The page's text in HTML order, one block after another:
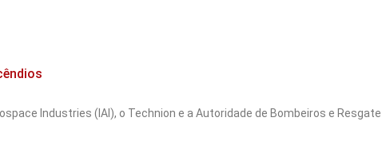
Industries (IAI), o Technion e a Autoridade de Bombeiros e